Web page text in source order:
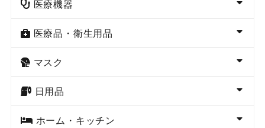
医療機器
医療品・衛生用品
マスク
日用品
ホーム・キッチン